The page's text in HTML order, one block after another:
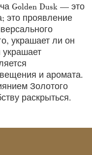
Golden Dusk — это
это проявление
украшает ли он
и аромата.
Золотого
раскрыться.